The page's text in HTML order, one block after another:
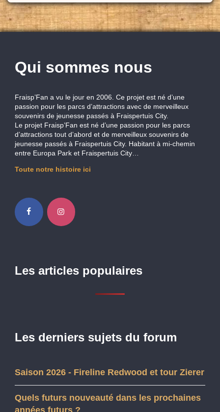
Qui sommes nous
Fraisp’Fan a vu le jour en 2006. Ce projet est né d’une
passion pour les parcs d’attractions avec de merveilleux
souvenirs de jeunesse passés à Fraispertuis City.
Le projet Fraisp’Fan est né d’une passion pour les parcs
d’attractions tout d’abord et de merveilleux souvenirs de
jeunesse passés à Fraispertuis City. Habitant à mi-chemin
entre Europa Park et Fraispertuis City…
Toute notre histoire ici
Les articles populaires
Les derniers sujets du forum
Saison 2026 - Fireline Redwood et tour Zierer
Quels futurs nouveauté dans les prochaines
années futurs ?